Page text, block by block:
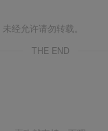
经允许请勿转载。
THE END